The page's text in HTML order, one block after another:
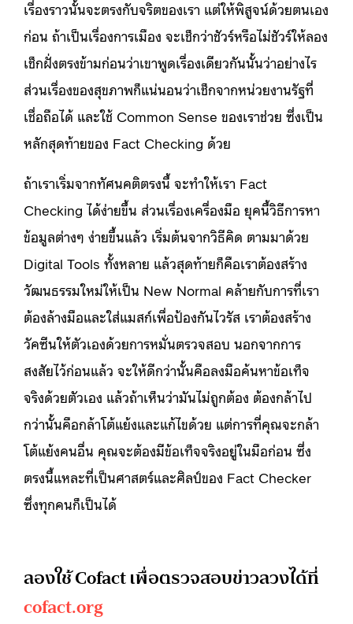
เรื่องราวนั้นจะตรงกับจริตของเรา แต่ให้พิสูจน์ด้วยตนเอง
ก่อน ถ้าเป็นเรื่องการเมือง จะเช็กว่าชัวร์หรือไม่ชัวร์ให้ลอง
เช็กฝั่งตรงข้ามก่อนว่าเขาพูดเรื่องเดียวกันนั้นว่าอย่างไร
ส่วนเรื่องของสุขภาพก็แน่นอนว่าเช็กจากหน่วยงานรัฐที่
เชื่อถือได้ และใช้ Common Sense ของเราช่วย ซึ่งเป็น
หลักสุดท้ายของ Fact Checking ด้วย
ถ้าเราเริ่มจากทัศนคติตรงนี้ จะทำให้เรา Fact
Checking ได้ง่ายขึ้น ส่วนเรื่องเครื่องมือ ยุคนี้วิธีการหา
ข้อมูลต่างๆ ง่ายขึ้นแล้ว เริ่มต้นจากวิธีคิด ตามมาด้วย
Digital Tools ทั้งหลาย แล้วสุดท้ายก็คือเราต้องสร้าง
วัฒนธรรมใหม่ให้เป็น New Normal คล้ายกับการที่เรา
ต้องล้างมือและใส่แมสก์เพื่อป้องกันไวรัส เราต้องสร้าง
วัคซีนให้ตัวเองด้วยการหมั่นตรวจสอบ นอกจากการ
สงสัยไว้ก่อนแล้ว จะให้ดีกว่านั้นคือลงมือค้นหาข้อเท็จ
จริงด้วยตัวเอง แล้วถ้าเห็นว่ามันไม่ถูกต้อง ต้องกล้าไป
กว่านั้นคือกล้าโต้แย้งและแก้ไขด้วย แต่การที่คุณจะกล้า
โต้แย้งคนอื่น คุณจะต้องมีข้อเท็จจริงอยู่ในมือก่อน ซึ่ง
ตรงนี้แหละที่เป็นศาสตร์และศิลป์ของ Fact Checker
ซึ่งทุกคนก็เป็นได้
ลองใช้ Cofact เพื่อตรวจสอบข่าวลวงได้ที่
cofact.org